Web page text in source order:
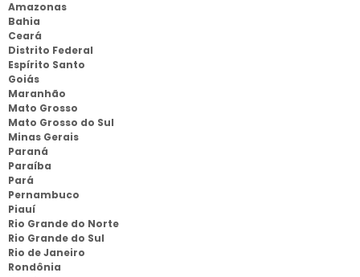
Amazonas
Bahia
Ceará
Distrito Federal
Espírito Santo
Goiás
Maranhão
Mato Grosso
Mato Grosso do Sul
Minas Gerais
Paraná
Paraíba
Pará
Pernambuco
Piauí
Rio Grande do Norte
Rio Grande do Sul
Rio de Janeiro
Rondônia